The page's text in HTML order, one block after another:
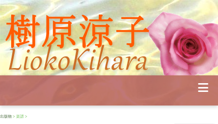
Profile
Concert
Seminar
Diary
出版物 > 楽譜 >